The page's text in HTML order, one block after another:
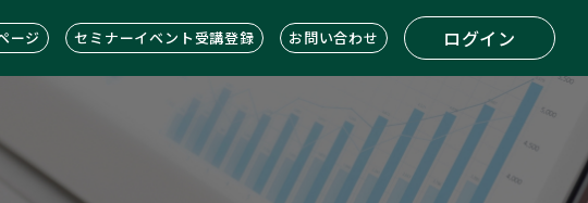
ージ セミナーイベント受講登録 お問い合わせ ログイン